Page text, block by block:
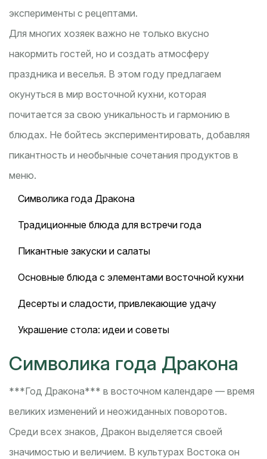
эксперименты с рецептами.
Для многих хозяек важно не только вкусно
накормить гостей, но и создать атмосферу
праздника и веселья. В этом году предлагаем
окунуться в мир восточной кухни, которая
почитается за свою уникальность и гармонию в
блюдах. Не бойтесь экспериментировать, добавляя
пикантность и необычные сочетания продуктов в
меню.
Символика года Дракона
Традиционные блюда для встречи года
Пикантные закуски и салаты
Основные блюда с элементами восточной кухни
Десерты и сладости, привлекающие удачу
Украшение стола: идеи и советы
Символика года Дракона
***Год Дракона*** в восточном календаре — время
великих изменений и неожиданных поворотов.
Среди всех знаков, Дракон выделяется своей
значимостью и величием. В культурах Востока он